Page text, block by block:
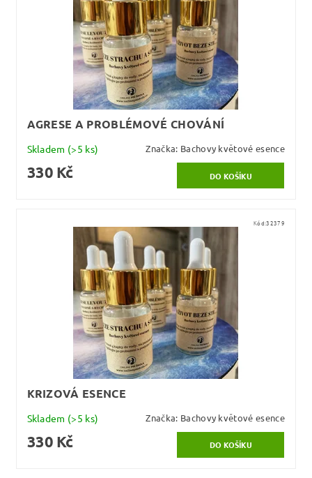
AGRESE A PROBLÉMOVÉ CHOVÁNÍ
Skladem (>5 ks) Značka: Bachovy květové esence
330 Kč
Kód:32379
KRIZOVÁ ESENCE
Skladem (>5 ks) Značka: Bachovy květové esence
330 Kč